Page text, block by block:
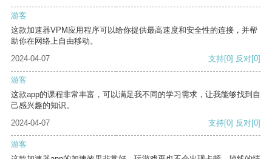
游客
这款加速器VPM应用程序可以给你提供最高速度和安全性的连接，并帮
助你在网络上自由移动。
2024-04-07
支持[0] 反对[0]
游客
这款app的课程非常丰富，可以满足我不同的学习需求，让我能够找到自
己感兴趣的知识。
2024-04-07
支持[0] 反对[0]
游客